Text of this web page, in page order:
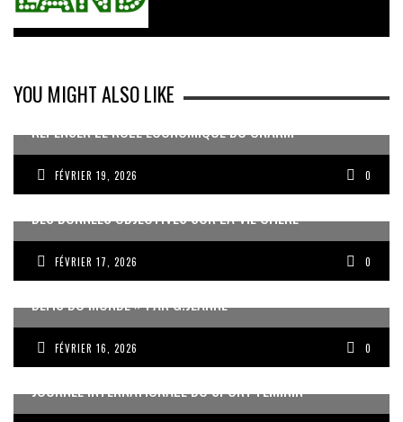
YOU MIGHT ALSO LIKE
REPENSER LE RÔLE ÉCONOMIQUE DU CNARM
FÉVRIER 19, 2026 0
DES DONNÉES OBJECTIVES SUR LA VIE CHÈRE
FÉVRIER 17, 2026 0
« UN GOSIER FIER, FORT ET RESPONSABLE FACE AUX
DÉFIS DU MONDE » PAR G.JEANNE
FÉVRIER 16, 2026 0
JOURNÉE INTERNATIONALE DU SPORT FÉMININ